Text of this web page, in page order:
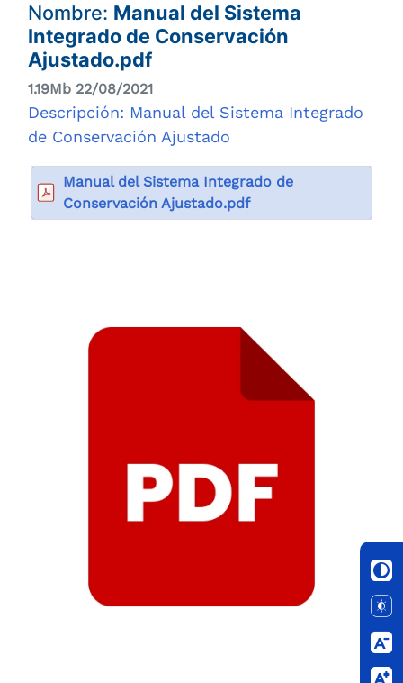
Nombre: Manual del Sistema
Integrado de Conservación
Ajustado.pdf
1.19Mb 22/08/2021
Descripción: Manual del Sistema Integrado
de Conservación Ajustado
Manual del Sistema Integrado de
Conservación Ajustado.pdf